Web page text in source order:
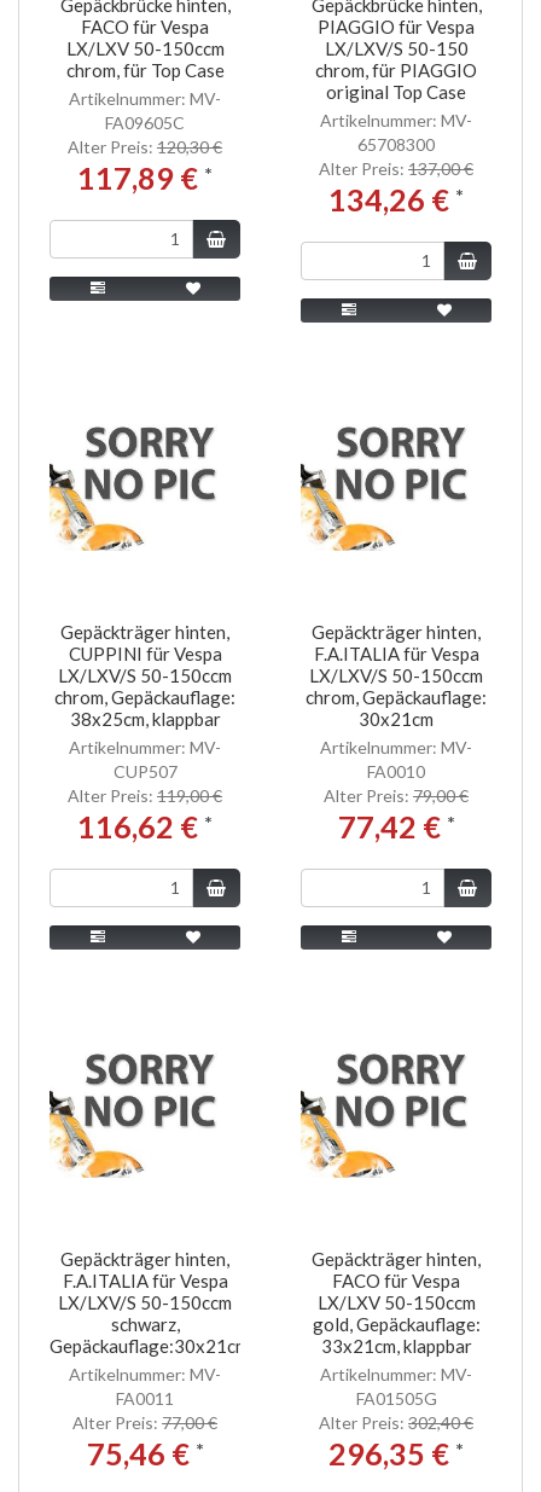
FACO für Vespa
LX/LXV 50-150ccm
chrom, für Top Case
Artikelnummer: MV-
FA09605C
Alter Preis: 120,30 €
117,89 € *
PIAGGIO für Vespa
LX/LXV/S 50-150
chrom, für PIAGGIO
original Top Case
Artikelnummer: MV-
65708300
Alter Preis: 137,00 €
134,26 € *
Gepäckträger hinten,
CUPPINI für Vespa
LX/LXV/S 50-150ccm
chrom, Gepäckauflage:
38x25cm, klappbar
Artikelnummer: MV-
CUP507
Alter Preis: 119,00 €
116,62 € *
Gepäckträger hinten,
F.A.ITALIA für Vespa
LX/LXV/S 50-150ccm
chrom, Gepäckauflage:
30x21cm
Artikelnummer: MV-
FA0010
Alter Preis: 79,00 €
77,42 € *
Gepäckträger hinten,
F.A.ITALIA für Vespa
LX/LXV/S 50-150ccm
schwarz,
Gepäckauflage:30x21cm
Artikelnummer: MV-
FA0011
Alter Preis: 77,00 €
75,46 € *
Gepäckträger hinten,
FACO für Vespa
LX/LXV 50-150ccm
gold, Gepäckauflage:
33x21cm, klappbar
Artikelnummer: MV-
FA01505G
Alter Preis: 302,40 €
296,35 € *